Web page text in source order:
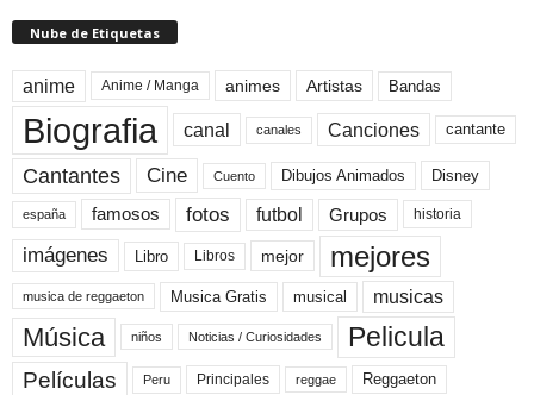
Nube de Etiquetas
anime Anime / Manga animes Artistas Bandas
Biografia canal canales Canciones cantante
Cantantes Cine Cuento Dibujos Animados Disney
españa famosos fotos futbol Grupos historia
imágenes Libro Libros mejor mejores
musica de reggaeton Musica Gratis musical musicas
Música niños Noticias / Curiosidades Pelicula
Películas Peru Principales reggae Reggaeton